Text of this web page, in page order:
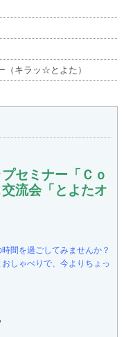
（キラッ☆とよた）
セミナー「Ｃｏ
流会「とよたオ
間を過ごしてみませんか？
しゃべりで、今よりちょっ